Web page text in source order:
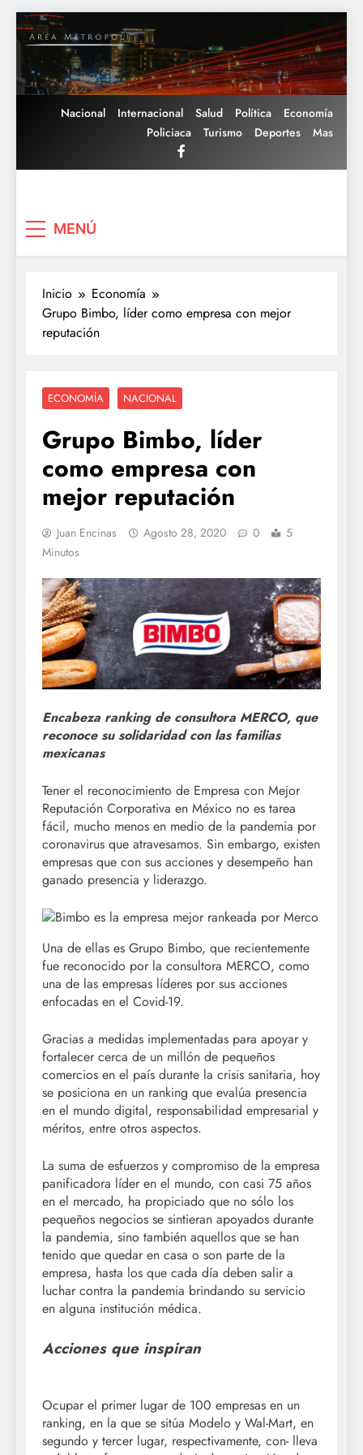
Saltar
al
contenido
Nacional Internacional Salud Política
Economía
Policiaca
Turismo Deportes Mas
MENÚ
Inicio
Economía
Grupo Bimbo, líder como empresa con mejor
reputación
ECONOMÍA NACIONAL
Grupo Bimbo, líder
como empresa con
mejor reputación
Juan Encinas Agosto 28, 2020 0
5
Minutos
Encabeza ranking de consultora MERCO, que
reconoce su solidaridad con las familias
mexicanas
Tener el reconocimiento de Empresa con Mejor
Reputación Corporativa en México no es tarea
fácil, mucho menos en medio de la pandemia por
coronavirus que atravesamos. Sin embargo, existen
empresas que con sus acciones y desempeño han
ganado presencia y liderazgo.
Una de ellas es Grupo Bimbo, que recientemente
fue reconocido por la consultora MERCO, como
una de las empresas líderes por sus acciones
enfocadas en el Covid-19.
Gracias a medidas implementadas para apoyar y
fortalecer cerca de un millón de pequeños
comercios en el país durante la crisis sanitaria, hoy
se posiciona en un ranking que evalúa presencia
en el mundo digital, responsabilidad empresarial y
méritos, entre otros aspectos.
La suma de esfuerzos y compromiso de la empresa
panificadora líder en el mundo, con casi 75 años
en el mercado, ha propiciado que no sólo los
pequeños negocios se sintieran apoyados durante
la pandemia, sino también aquellos que se han
tenido que quedar en casa o son parte de la
empresa, hasta los que cada día deben salir a
luchar contra la pandemia brindando su servicio
en alguna institución médica.
Acciones que inspiran
Ocupar el primer lugar de 100 empresas en un
ranking, en la que se sitúa Modelo y Wal-Mart, en
segundo y tercer lugar, respectivamente, con- lleva